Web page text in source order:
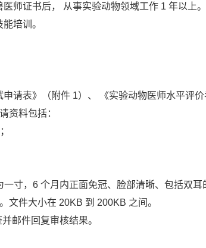
师证书后， 从事实验动物领域工作 1 年以上。
培训。
请表》（附件 1）、 《实验动物医师水平评
资料包括：
寸，6 个月内正面免冠、脸部清晰、包括双
文件大小在 20KB 到 200KB 之间。
邮件回复审核结果。